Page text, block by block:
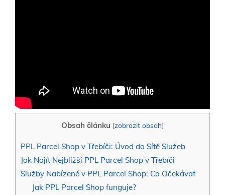
Obsah článku [zobrazit obsah]
PPL Parcel Shop v Třebíči: Úvod do Sítě Služeb
Jak Najít Nejbližší PPL Parcel Shop v Třebíči
Služby Nabízené v PPL Parcel Shop: Co Očekávat
Jak PPL Parcel Shop funguje?